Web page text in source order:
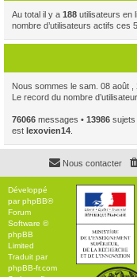
Au total il y a 188 utilisateurs en
nombre d’utilisateurs actifs ces
Nous sommes le sam. 08 août ,
Le record du nombre
76066 messages • 13986 sujets
est lexovien14
Nous contacter
Développé
parphpBB®
Forum
Software ©
phpBB
Limited
Traduit par
phpBB-fr.com